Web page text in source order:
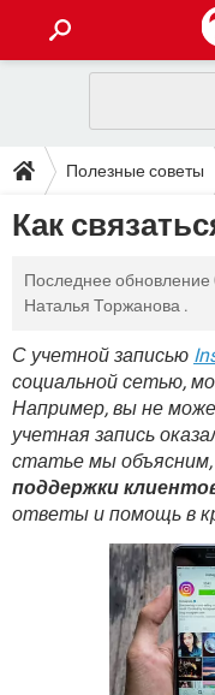
INSTAGRAM
ИГРЫ
GOOGLE
ПОЛЕЗНЫЕ СОВЕТЫ
TIKTOK
WHATSAPP
FACEBOOK
ВИДЕО
YANDEX
ЗАГРУЗКИ
WHATSAPP
WINDOWS 10
ВИДЕО
YANDEX
ФОРУМ
WHATSAPP
FACEBOOK
WINDOWS 10
ВИДЕО
YANDEX
TIKTOK
WHATSAPP
FACEBOOK
Полезные советы
Как
Последнее обновление
Наталья Торжанова .
С учетной записью
социальной сетью,
Например, вы не
учетная запись
статье мы объясним,
поддержки
ответы и помощь в